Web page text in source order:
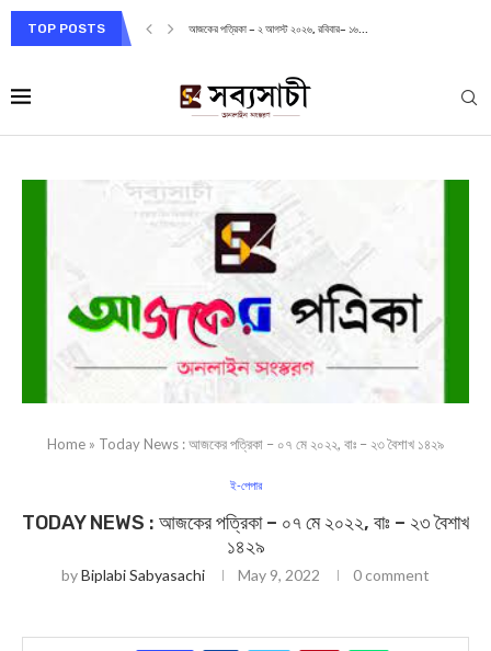
TOP POSTS আজকের পত্রিকা – ২ আগস্ট ২০২৬, রবিবার– ১৬...
Home » Today News : আজকের পত্রিকা – ০৭ মে ২০২২, বাঃ – ২৩ বৈশাখ ১৪২৯
ই-পেপার
TODAY NEWS : আজকের পত্রিকা – ০৭ মে ২০২২, বাঃ – ২৩ বৈশাখ
১৪২৯
byBiplabi Sabyasachi May 9, 2022 0 comment